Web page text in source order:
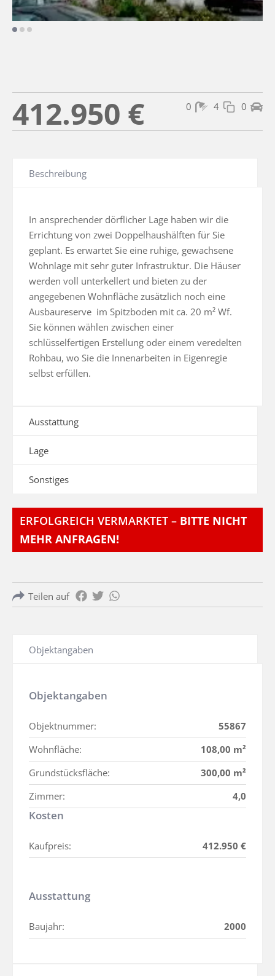
412.950 € 0
4
0
Beschreibung
In ansprechender dörflicher Lage haben wir die
Errichtung von zwei Doppelhaushälften für Sie
geplant. Es erwartet Sie eine ruhige, gewachsene
Wohnlage mit sehr guter Infrastruktur. Die Häuser
werden voll unterkellert und bieten zu der
angegebenen Wohnfläche zusätzlich noch eine
Ausbaureserve  im Spitzboden mit ca. 20 m² Wf.
Sie können wählen zwischen einer
schlüsselfertigen Erstellung oder einem veredelten
Rohbau, wo Sie die Innenarbeiten in Eigenregie
selbst erfüllen.
Ausstattung
Lage
Sonstiges
ERFOLGREICH VERMARKTET – BITTE NICHT
MEHR ANFRAGEN!
Teilen auf
Objektangaben
Objektangaben
Objektnummer:
55867
Wohnfläche:
108,00 m²
Grundstücksfläche:
300,00 m²
Zimmer:
4,0
Kosten
Kaufpreis: 412.950 €
Ausstattung
Baujahr: 2000